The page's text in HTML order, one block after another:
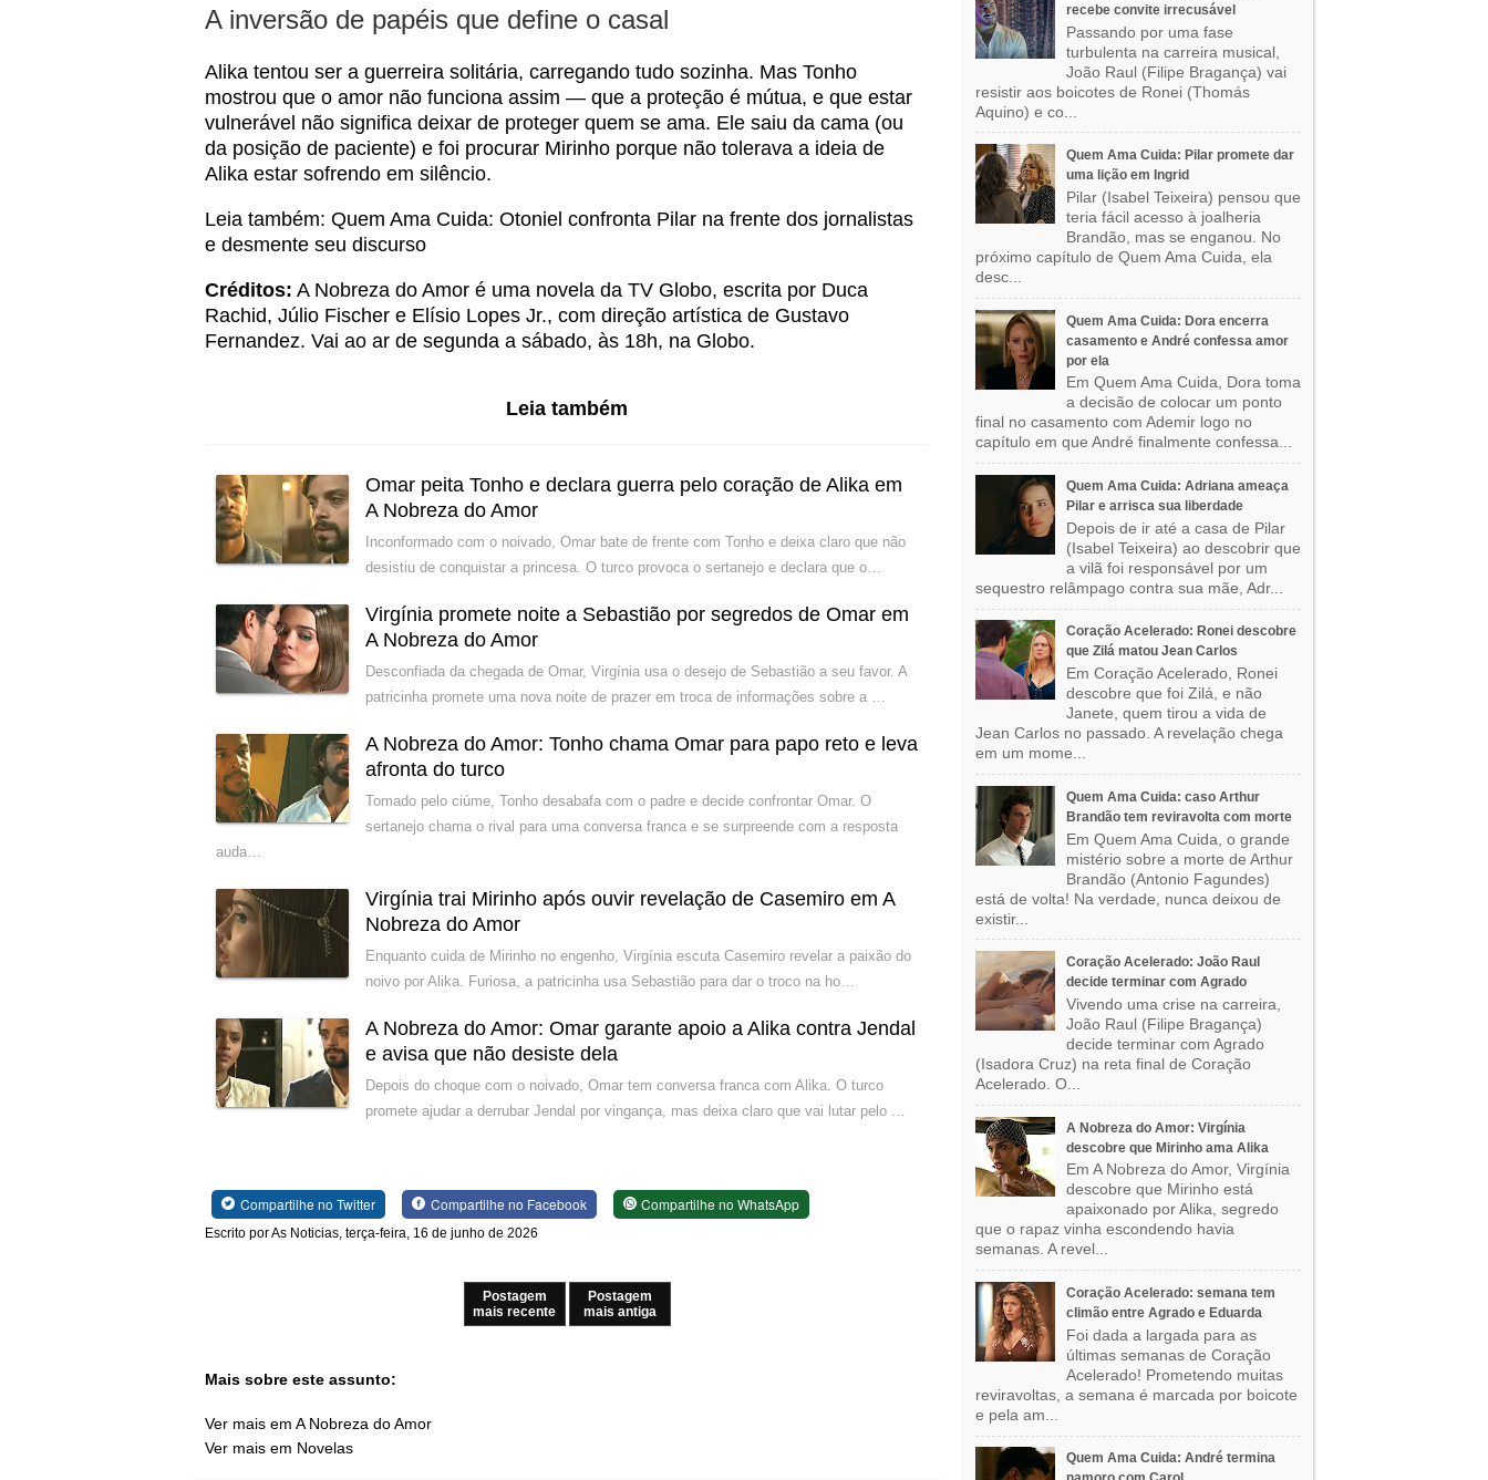
A inversão de papéis que define o casal
Alika tentou ser a guerreira solitária, carregando tudo sozinha. Mas Tonho
mostrou que o amor não funciona assim — que a proteção é mútua, e que estar
vulnerável não significa deixar de proteger quem se ama. Ele saiu da cama (ou
da posição de paciente) e foi procurar Mirinho porque não tolerava a ideia de
Alika estar sofrendo em silêncio.
Leia também: Quem Ama Cuida: Otoniel confronta Pilar na frente dos jornalistas
e desmente seu discurso
Créditos: A Nobreza do Amor é uma novela da TV Globo, escrita por Duca
Rachid, Júlio Fischer e Elísio Lopes Jr., com direção artística de Gustavo
Fernandez. Vai ao ar de segunda a sábado, às 18h, na Globo.
Leia também
Omar peita Tonho e declara guerra pelo coração de Alika em
A Nobreza do Amor
Inconformado com o noivado, Omar bate de frente com Tonho e deixa claro que não
desistiu de conquistar a princesa. O turco provoca o sertanejo e declara que o…
Virgínia promete noite a Sebastião por segredos de Omar em
A Nobreza do Amor
Desconfiada da chegada de Omar, Virgínia usa o desejo de Sebastião a seu favor. A
patricinha promete uma nova noite de prazer em troca de informações sobre a …
A Nobreza do Amor: Tonho chama Omar para papo reto e leva
afronta do turco
Tomado pelo ciúme, Tonho desabafa com o padre e decide confrontar Omar. O
sertanejo chama o rival para uma conversa franca e se surpreende com a resposta
auda…
Virgínia trai Mirinho após ouvir revelação de Casemiro em A
Nobreza do Amor
Enquanto cuida de Mirinho no engenho, Virgínia escuta Casemiro revelar a paixão do
noivo por Alika. Furiosa, a patricinha usa Sebastião para dar o troco na ho…
A Nobreza do Amor: Omar garante apoio a Alika contra Jendal
e avisa que não desiste dela
Depois do choque com o noivado, Omar tem conversa franca com Alika. O turco
promete ajudar a derrubar Jendal por vingança, mas deixa claro que vai lutar pelo …
Compartilhe no Twitter Compartilhe no Facebook Compartilhe no WhatsApp
Escrito por As Noticias, terça-feira, 16 de junho de 2026
Postagem
mais recente
Postagem
mais antiga
Mais sobre este assunto:
Ver mais em A Nobreza do Amor
Ver mais em Novelas
recebe convite irrecusável
Passando por uma fase
turbulenta na carreira musical,
João Raul (Filipe Bragança) vai
resistir aos boicotes de Ronei (Thomás
Aquino) e co...
Quem Ama Cuida: Pilar promete dar
uma lição em Ingrid
Pilar (Isabel Teixeira) pensou que
teria fácil acesso à joalheria
Brandão, mas se enganou. No
próximo capítulo de Quem Ama Cuida, ela
desc...
Quem Ama Cuida: Dora encerra
casamento e André confessa amor
por ela
Em Quem Ama Cuida, Dora toma
a decisão de colocar um ponto
final no casamento com Ademir logo no
capítulo em que André finalmente confessa...
Quem Ama Cuida: Adriana ameaça
Pilar e arrisca sua liberdade
Depois de ir até a casa de Pilar
(Isabel Teixeira) ao descobrir que
a vilã foi responsável por um
sequestro relâmpago contra sua mãe, Adr...
Coração Acelerado: Ronei descobre
que Zilá matou Jean Carlos
Em Coração Acelerado, Ronei
descobre que foi Zilá, e não
Janete, quem tirou a vida de
Jean Carlos no passado. A revelação chega
em um mome...
Quem Ama Cuida: caso Arthur
Brandão tem reviravolta com morte
Em Quem Ama Cuida, o grande
mistério sobre a morte de Arthur
Brandão (Antonio Fagundes)
está de volta! Na verdade, nunca deixou de
existir...
Coração Acelerado: João Raul
decide terminar com Agrado
Vivendo uma crise na carreira,
João Raul (Filipe Bragança)
decide terminar com Agrado
(Isadora Cruz) na reta final de Coração
Acelerado. O...
A Nobreza do Amor: Virgínia
descobre que Mirinho ama Alika
Em A Nobreza do Amor, Virgínia
descobre que Mirinho está
apaixonado por Alika, segredo
que o rapaz vinha escondendo havia
semanas. A revel...
Coração Acelerado: semana tem
climão entre Agrado e Eduarda
Foi dada a largada para as
últimas semanas de Coração
Acelerado! Prometendo muitas
reviravoltas, a semana é marcada por boicote
e pela am...
Quem Ama Cuida: André termina